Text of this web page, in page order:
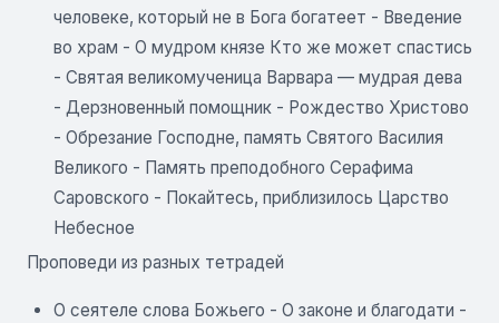
человеке, который не в Бога богатеет - Введение
во храм - О мудром князе Кто же может спастись
- Святая великомученица Варвара — мудрая дева
- Дерзновенный помощник - Рождество Христово
- Обрезание Господне, память Святого Василия
Великого - Память преподобного Серафима
Саровского - Покайтесь, приблизилось Царство
Небесное
Проповеди из разных тетрадей
О сеятеле слова Божьего - О законе и благодати -